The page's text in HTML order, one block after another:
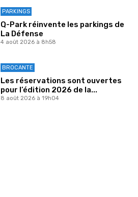
PARKINGS
Q-Park réinvente les parkings de
La Défense
4 août 2026 à 8h58
BROCANTE
Les réservations sont ouvertes
pour l’édition 2026 de la...
8 août 2026 à 19h04